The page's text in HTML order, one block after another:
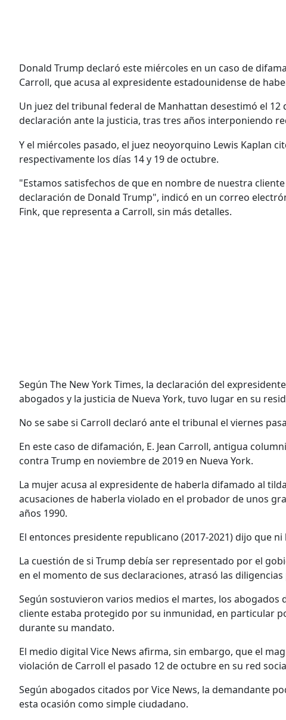
Donald Trump declaró este miércoles en un caso de
Carroll, que acusa al expresidente estadounidense de
Un juez del tribunal federal de Manhattan desestimó el
declaración ante la justicia, tras tres años interponiendo
Y el miércoles pasado, el juez neoyorquino Lewis Kaplan
respectivamente los días 14 y 19 de octubre.
"Estamos satisfechos de que en nombre de nuestra
declaración de Donald Trump", indicó en un correo
Fink, que representa a Carroll, sin más detalles.
Según The New York Times, la declaración del
abogados y la justicia de Nueva York, tuvo lugar en su
No se sabe si Carroll declaró ante el tribunal el viernes
En este caso de difamación, E. Jean Carroll, antigua
contra Trump en noviembre de 2019 en Nueva York.
La mujer acusa al expresidente de haberla difamado al
acusaciones de haberla violado en el probador de unos
años 1990.
El entonces presidente republicano (2017-2021) dijo que
La cuestión de si Trump debía ser representado por el
en el momento de sus declaraciones, atrasó las diligencias
Según sostuvieron varios medios el martes, los
cliente estaba protegido por su inmunidad, en particular
durante su mandato.
El medio digital Vice News afirma, sin embargo, que el
violación de Carroll el pasado 12 de octubre en su red
Según abogados citados por Vice News, la demandante
esta ocasión como simple ciudadano.